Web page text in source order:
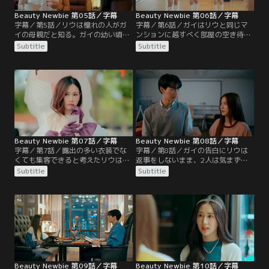
Beauty Newbie 第05話／字幕
字幕／第5話／リウは憧れの人がガ
イの母親だと知る。ガイの幼い頃に
両親は離婚し、それ以来ガイは母親
と会っていなかった。リウはガイの
ガイと母親の仲を取り持とうと考え
る。母親と向き合ったガイは、長年
の母親への誤解と彼女のささやかな
願いを知り、妹のゲイルを連れて母
親の元に行き…。
Subtitle
Beauty Newbie 第06話／字幕
字幕／第6話／ガイはリウと同じマ
ンションに越すべく部屋の空き待ち
をすることに。そんな中、大学では
学園祭が行われることになり、リウ
装を着て店員をすることになる。チ
ップのために意地悪なOBに言われる
がままの姿がSNSで拡散され、リウ
は自分が軽んじられていることに嫌
気が差し…。
Subtitle
Beauty Newbie 第07話／字幕
字幕／第7話／露出の多い衣装でな
くても集客できると考えたリウは、
ミリン先輩たちに相談し実行に移
す。アイデアが功を奏し成功すると
その場は混乱に。しかし、リウたち
は自分たちの主張をサード先輩にし
っかりと述べる。一方、フェーを病
院に運んだセイント先輩は、フェー
の行動に疑念を抱き…。
Subtitle
Beauty Newbie 第08話／字幕
字幕／第8話／ガイの告白にリウは
返事をしないまま、2人は気まずく
なってしまう。SNSでは、学園祭の
時に倒れたフェーをガイが介抱した
る。ガイはリウが誤解する前に何と
かデートに誘おうとするがタイミン
グを逃すばかり。そんな中、セイン
ト先輩がリウを香水博物館でのイベ
Subtitle
Beauty Newbie 第09話／字幕 Beauty Newbie 第10話／字幕